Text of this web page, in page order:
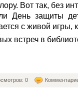
Вот так, без
День защиты
с живой игры,
встреч в
0